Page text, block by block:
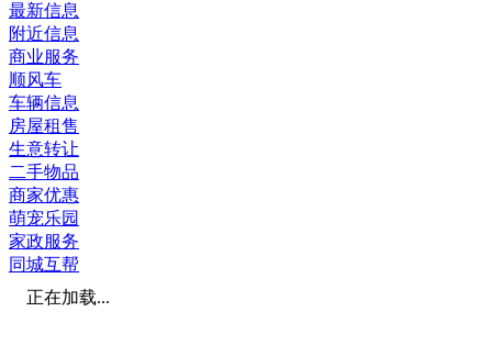
最新信息
附近信息
商业服务
顺风车
车辆信息
房屋租售
生意转让
二手物品
商家优惠
萌宠乐园
家政服务
同城互帮
正在加载...